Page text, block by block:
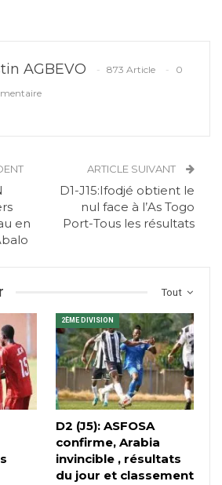
AGBEVO 873 Article
0
en
ARTICLE SUIVANT
D1-J15:Ifodjé obtient le
nul face à l’As Togo
Port-Tous les résultats
Tout
2ÈME DIVISION
D2 (J5): ASFOSA
confirme, Arabia
invincible , résultats
du jour et classement